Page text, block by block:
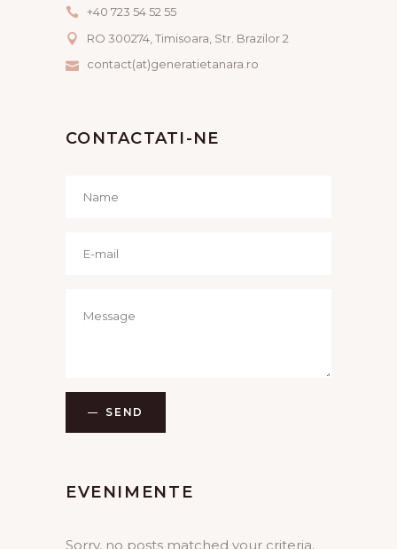
+40 723 54 52 55
RO 300274, Timisoara, Str. Brazilor 2
contact(at)generatietanara.ro
CONTACTATI-NE
SEND
EVENIMENTE
Sorry, no posts matched your criteria.